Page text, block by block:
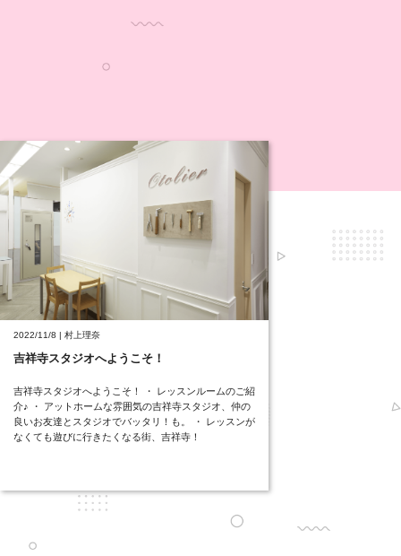
2022/11/8 | 村上理奈
吉祥寺スタジオへようこそ！
吉祥寺スタジオへようこそ！ ・ レッスンルームのご紹
介♪ ・ アットホームな雰囲気の吉祥寺スタジオ、仲の
良いお友達とスタジオでバッタリ！も。 ・ レッスンが
なくても遊びに行きたくなる街、吉祥寺！